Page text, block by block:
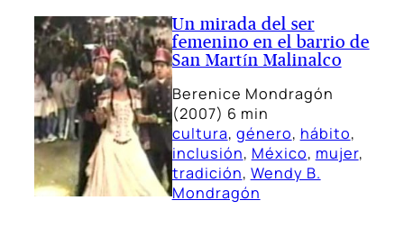
Un mirada del ser
femenino en el barrio de
San Martín Malinalco
Berenice Mondragón
(2007) 6 min
cultura, género, hábito
inclusión, México, mujer
tradición, Wendy B.
Mondragón